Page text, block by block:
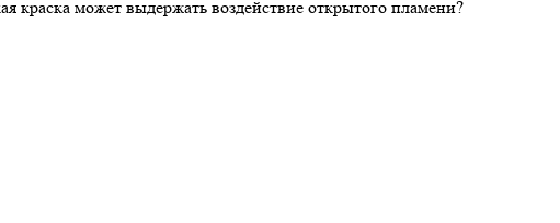
краска может выдержать воздействие открытого пламени?